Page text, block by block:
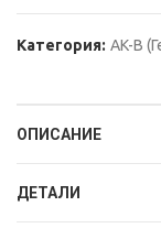
Категория: AK-B
ОПИСАНИЕ
ДЕТАЛИ